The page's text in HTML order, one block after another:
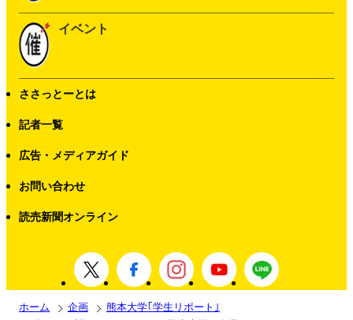
イベント
ささっとーとは
記者一覧
広告・メディアガイド
お問い合わせ
読売新聞オンライン
ホーム 企画
熊本大学｢学生リポート｣